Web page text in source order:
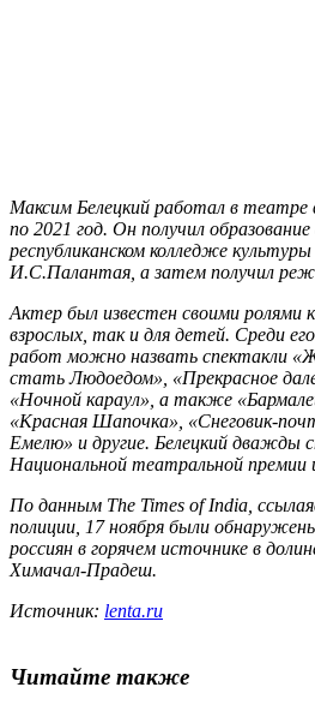
Максим Белецкий работал в театре
по 2021 год. Он получил
республиканском колледже
И.С.Палантая, а затем получил
Актер был известен своими ролями
взрослых, так и для детей. Среди
работ можно назвать спектакли
стать Людоедом», «Прекрасное
«Ночной караул», а также
«Красная Шапочка», «Снеговик-
Емелю» и другие. Белецкий дважды
Национальной театральной
По данным The Times of India,
полиции, 17 ноября были
россиян в горячем источнике в
Химачал-Прадеш.
Источник: lenta.ru
Читайте также